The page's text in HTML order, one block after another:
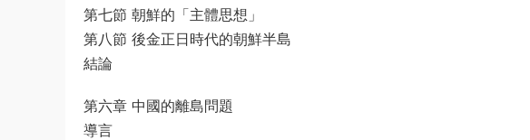
第七節 朝鮮的「主體思想」
第八節 後金正日時代的朝鮮半島
結論
第六章 中國的離島問題
導言